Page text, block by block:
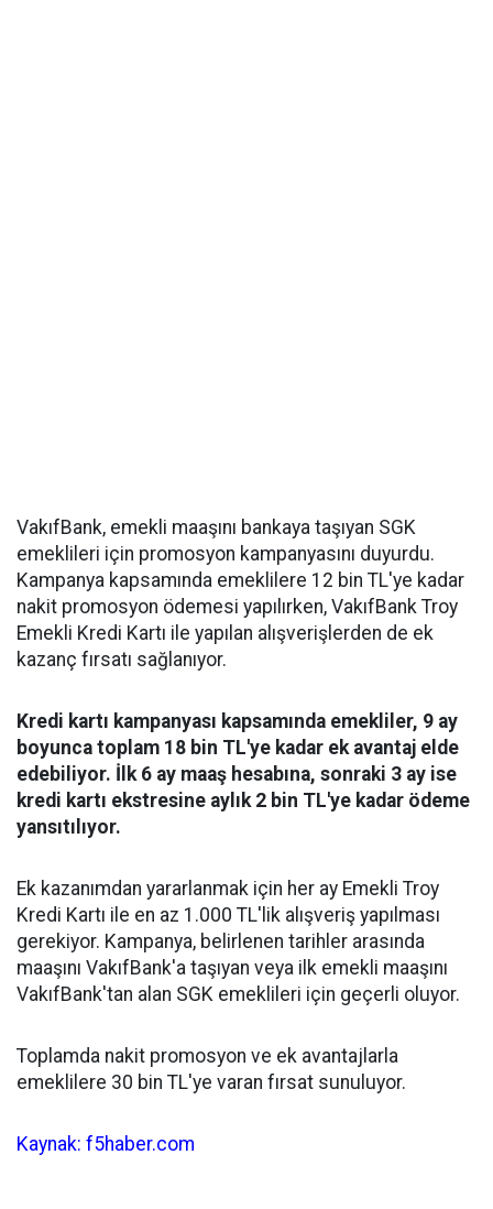
VakıfBank, emekli maaşını bankaya taşıyan SGK
emeklileri için promosyon kampanyasını duyurdu.
Kampanya kapsamında emeklilere 12 bin TL'ye kadar
nakit promosyon ödemesi yapılırken, VakıfBank Troy
Emekli Kredi Kartı ile yapılan alışverişlerden de ek
kazanç fırsatı sağlanıyor.
Kredi kartı kampanyası kapsamında emekliler, 9 ay
boyunca toplam 18 bin TL'ye kadar ek avantaj elde
edebiliyor. İlk 6 ay maaş hesabına, sonraki 3 ay ise
kredi kartı ekstresine aylık 2 bin TL'ye kadar ödeme
yansıtılıyor.
Ek kazanımdan yararlanmak için her ay Emekli Troy
Kredi Kartı ile en az 1.000 TL'lik alışveriş yapılması
gerekiyor. Kampanya, belirlenen tarihler arasında
maaşını VakıfBank'a taşıyan veya ilk emekli maaşını
VakıfBank'tan alan SGK emeklileri için geçerli oluyor.
Toplamda nakit promosyon ve ek avantajlarla
emeklilere 30 bin TL'ye varan fırsat sunuluyor.
Kaynak: f5haber.com